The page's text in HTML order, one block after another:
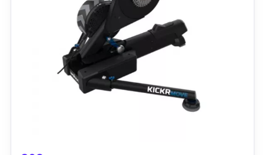
“ตัวเทรนเนอร์จับรถได้มั่นคง เหมาะสำหรับคนที่
ต้องการปั่นทั้งในและนอกบ้าน”